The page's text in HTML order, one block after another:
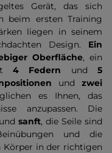
Gerät, das sich
beim ersten Training
liegen in seinem
Design. Ein
Oberfläche, ein
4 Federn und5
und zwei
es Ihnen, das
anzupassen. Die
sanft, die Seile sind
und die
Körper in der richtigen